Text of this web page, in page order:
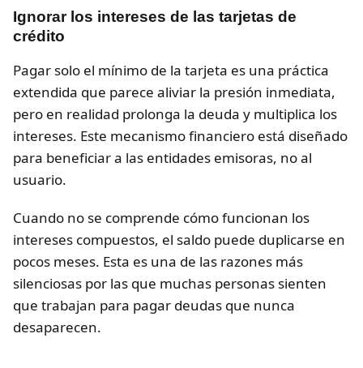
Ignorar los intereses de las tarjetas de
crédito
Pagar solo el mínimo de la tarjeta es una práctica
extendida que parece aliviar la presión inmediata,
pero en realidad prolonga la deuda y multiplica los
intereses. Este mecanismo financiero está diseñado
para beneficiar a las entidades emisoras, no al
usuario.
Cuando no se comprende cómo funcionan los
intereses compuestos, el saldo puede duplicarse en
pocos meses. Esta es una de las razones más
silenciosas por las que muchas personas sienten
que trabajan para pagar deudas que nunca
desaparecen.